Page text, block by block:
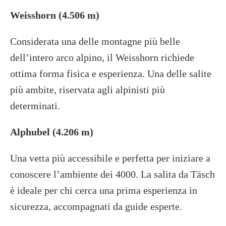
Weisshorn (4.506 m)
Considerata una delle montagne più belle
dell’intero arco alpino, il Weisshorn richiede
ottima forma fisica e esperienza. Una delle salite
più ambite, riservata agli alpinisti più
determinati.
Alphubel (4.206 m)
Una vetta più accessibile e perfetta per iniziare a
conoscere l’ambiente dei 4000. La salita da Täsch
è ideale per chi cerca una prima esperienza in
sicurezza, accompagnati da guide esperte.